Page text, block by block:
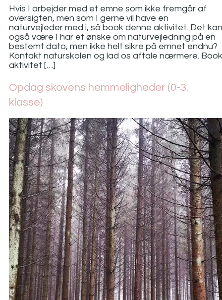
Hvis I arbejder med et emne som ikke fremgår af
oversigten, men som I gerne vil have en
naturvejleder med i, så book denne aktivitet. Det kan
også være I har et ønske om naturvejledning på en
bestemt dato, men ikke helt sikre på emnet endnu?
Kontakt naturskolen og lad os aftale nærmere. Book
aktivitet […]
Opdag skovens hemmeligheder (0-3.
klasse)